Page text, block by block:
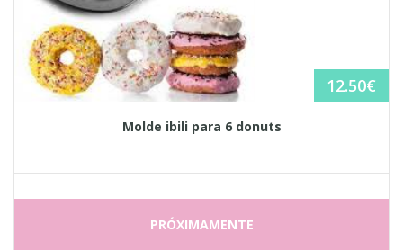
12.50€
Molde ibili para 6 donuts
PRÓXIMAMENTE